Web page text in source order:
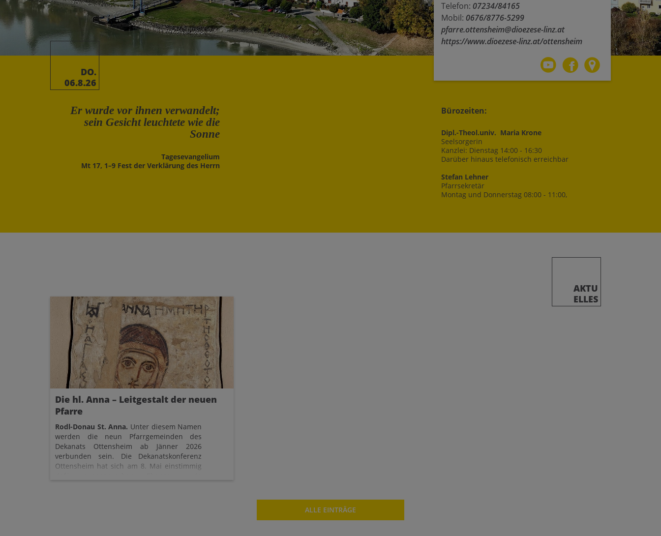
Telefon: 07234/84165
Mobil: 0676/8776-5299
pfarre.ottensheim@dioezese-linz.at
https://www.dioezese-linz.at/ottensheim
DO.
06.8.26
Er wurde vor ihnen verwandelt;
sein Gesicht leuchtete wie die
Sonne
Tages­evangelium
Mt 17, 1–9 Fest der Verklärung des Herrn
Bürozeiten:
Dipl.-Theol.univ. Maria Krone
Seelsorgerin
Kanzlei: Dienstag 14:00 - 16:30
Darüber hinaus telefonisch erreichbar
Stefan Lehner
Pfarrsekretär
Montag und Donnerstag 08:00 - 11:00,
AKTU
ELLES
Die hl. Anna – Leitgestalt der neuen
Pfarre
Rodl-Donau St. Anna. Unter diesem Namen
werden die neun Pfarrgemeinden des
Dekanats Ottensheim ab Jänner 2026
verbunden sein. Die Dekanatskonferenz
Ottensheim hat sich am 8. Mai einstimmig
ALLE EINTRÄGE